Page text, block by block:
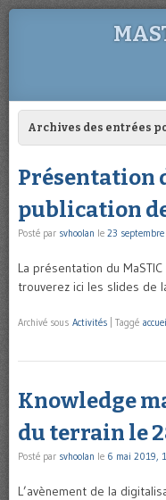
SKIP TO CONTENT
Archives des entrées
Présentation
publication
Posté par svhoolan le 23
La présentation du
trouverez ici les slides de
Archivé sous Activités Taggé
Knowledge
du terrain le
Posté par svhoolan le 6 mai 2019,
L’avènement de la